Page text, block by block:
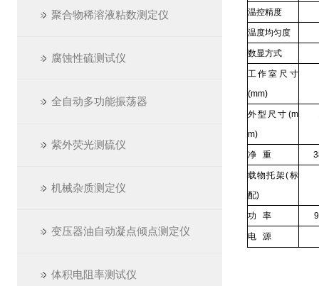
聚合物稀溶液粘数测定仪
腐蚀性硫测试仪
全自动多功能振荡器
紫外荧光测硫仪
机械杂质测定仪
变压器油自动凝点倾点测定仪
体积电阻率测试仪
温控精度
温度均匀度
数显方式
工作室尺寸
(mm)
外型尺寸(m
m)
净 重
载物托架(标
配)
功 率
电 源